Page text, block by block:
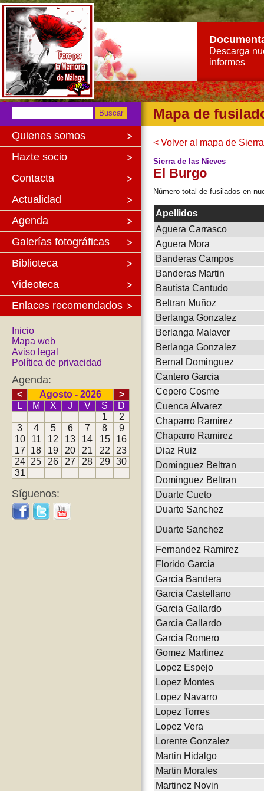
Descarga
informes
Quienes somos
Hazte socio
Contacta
Actualidad
Agenda
Galerías fotográficas
Biblioteca
Videoteca
Enlaces recomendados
Inicio
Mapa web
Aviso legal
Política de privacidad
Agenda:
< Agosto - 2026
>
L
M X J V S
D
1
2
3
4 5 6 7 8
9
10
11 12 13 14 15
16
17
18 19 20 21 22
23
24
25 26 27 28 29
30
31
Síguenos:
Mapa de
< Volver al mapa de
Sierra de las Nieves
El Burgo
Número total de fusilados en
Apellidos
Aguera Carrasco
Aguera Mora
Banderas Campos
Banderas Martin
Bautista Cantudo
Beltran Muñoz
Berlanga Gonzalez
Berlanga Malaver
Berlanga Gonzalez
Bernal Dominguez
Cantero Garcia
Cepero Cosme
Cuenca Alvarez
Chaparro Ramirez
Chaparro Ramirez
Diaz Ruiz
Dominguez Beltran
Dominguez Beltran
Duarte Cueto
Duarte Sanchez
Duarte Sanchez
Fernandez Ramirez
Florido Garcia
Garcia Bandera
Garcia Castellano
Garcia Gallardo
Garcia Gallardo
Garcia Romero
Gomez Martinez
Lopez Espejo
Lopez Montes
Lopez Navarro
Lopez Torres
Lopez Vera
Lorente Gonzalez
Martin Hidalgo
Martin Morales
Martinez Novin